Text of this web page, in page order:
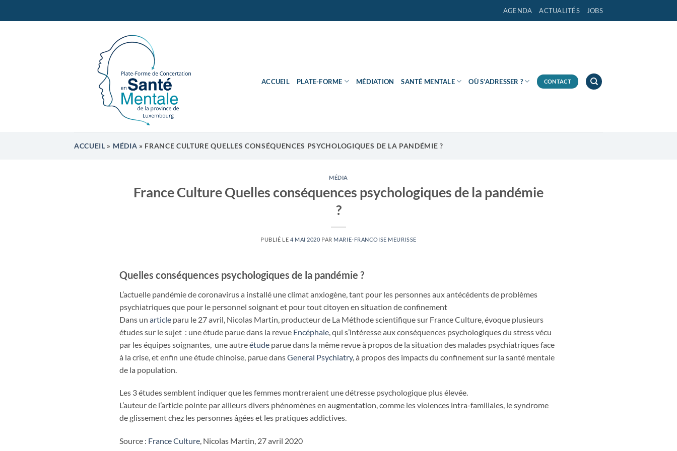
AGENDA ACTUALITÉS JOBS
ACCUEIL PLATE-FORME MÉDIATION SANTÉ MENTALE OÙ S’ADRESSER ? CONTACT
ACCUEIL » MÉDIA » FRANCE CULTURE QUELLES CONSÉQUENCES PSYCHOLOGIQUES DE LA PANDÉMIE ?
MÉDIA
France Culture Quelles conséquences psychologiques de la pandémie
?
PUBLIÉ LE 4 MAI 2020 PAR MARIE-FRANCOISE MEURISSE
Quelles conséquences psychologiques de la pandémie ?
L’actuelle pandémie de coronavirus a installé une climat anxiogène, tant pour les personnes aux antécédents de problèmes
psychiatriques que pour le personnel soignant et pour tout citoyen en situation de confinement
Dans un article paru le 27 avril, Nicolas Martin, producteur de La Méthode scientifique sur France Culture, évoque plusieurs
études sur le sujet : une étude parue dans la revue Encéphale , qui s’intéresse aux conséquences psychologiques du stress vécu
par les équipes soignantes, une autreétude parue dans la même revue à propos de la situation des malades psychiatriques face
à la crise, et enfin une étude chinoise, parue dansGeneral Psychiatry, à propos des impacts du confinement sur la santé mentale
de la population.
Les 3 études semblent indiquer que les femmes montreraient une détresse psychologique plus élevée.
L’auteur de l’article pointe par ailleurs divers phénomènes en augmentation, comme les violences intra-familiales, le syndrome
de glissement chez les personnes âgées et les pratiques addictives.
Source : France Culture, Nicolas Martin, 27 avril 2020